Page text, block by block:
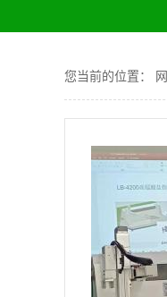
您当前的位置：